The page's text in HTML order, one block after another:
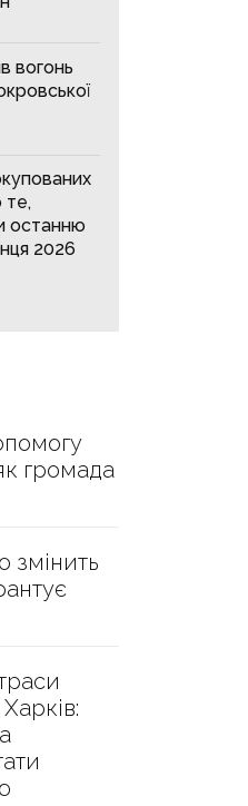
вогонь
те,
останню
2026
громада
змінить